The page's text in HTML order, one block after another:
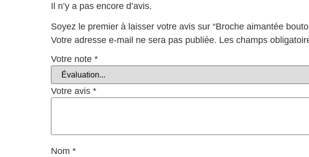
Il n’y a pas encore d’avis.
Soyez le premier à laisser votre avis sur “Broche aimantée
Votre adresse e-mail ne sera pas publiée. Les champs
Votre note *
Votre avis *
Nom *